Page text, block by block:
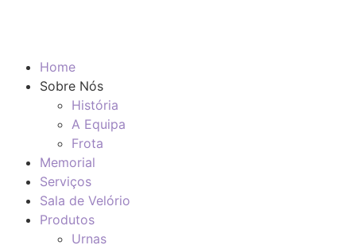
Home
Sobre Nós
História
A Equipa
Frota
Memorial
Serviços
Sala de Velório
Produtos
Urnas